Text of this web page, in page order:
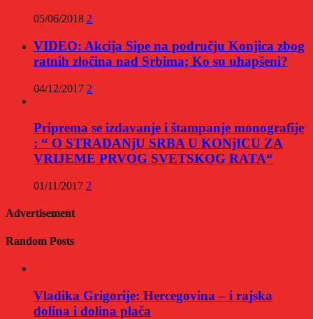
05/06/2018 2
VIDEO: Akcija Sipe na području Konjica zbog
ratnih zločina nad Srbima; Ko su uhapšeni?
04/12/2017 2
Priprema se izdavanje i štampanje monografije
: “ O STRADANjU SRBA U KONjICU ZA
VRIJEME PRVOG SVETSKOG RATA“
01/11/2017 2
Advertisement
Random Posts
Vladika Grigorije: Hercegovina – i rajska
dolina i dolina plača